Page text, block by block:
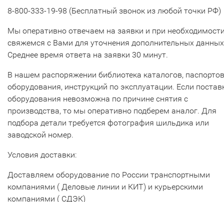
8-800-333-19-98 (Бесплатный звонок из любой точки РФ)
Мы оперативно отвечаем на заявки и при
свяжемся с Вами для уточнения дополнительных
Среднее время ответа на заявки 30 минут.
В нашем распоряжении библиотека каталогов, паспортов
оборудования, инструкций по эксплуатации. Если
оборудования невозможна по причине снятия с
производства, то мы оперативно подберем аналог. Для
подбора детали требуется фотография шильдика или
заводской номер.
Условия доставки:
Доставляем оборудование по России транспортными
компаниями ( Деловые линии и КИТ) и курьерскими
компаниями ( СДЭК)